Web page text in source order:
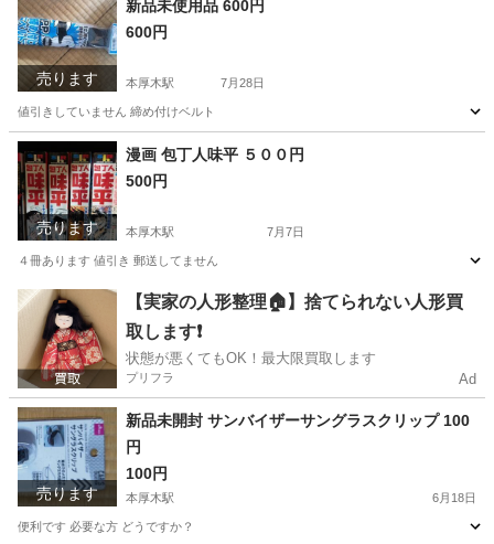
売ります
新品未使用品 600円
600円
本厚木駅 7月28日
値引きしていません 締め付けベルト
神奈川 厚木市 本厚木駅 その他 新品
売ります
漫画 包丁人味平 ５００円
500円
本厚木駅 7月7日
４冊あります 値引き 郵送してません
神奈川 厚木市 本厚木駅 本/CD/DVD 漫画
【実家の人形整理🏠】捨てられない人形買
取します❗️
状態が悪くてもOK！最大限買取します
プリフラ Ad
売ります
新品未開封 サンバイザーサングラスクリップ 100
円
100円
本厚木駅 6月18日
便利です 必要な方 どうですか？